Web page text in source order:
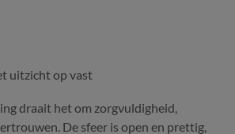
uitzicht op vast
draait het om zorgvuldigheid,
De sfeer is open en prettig,